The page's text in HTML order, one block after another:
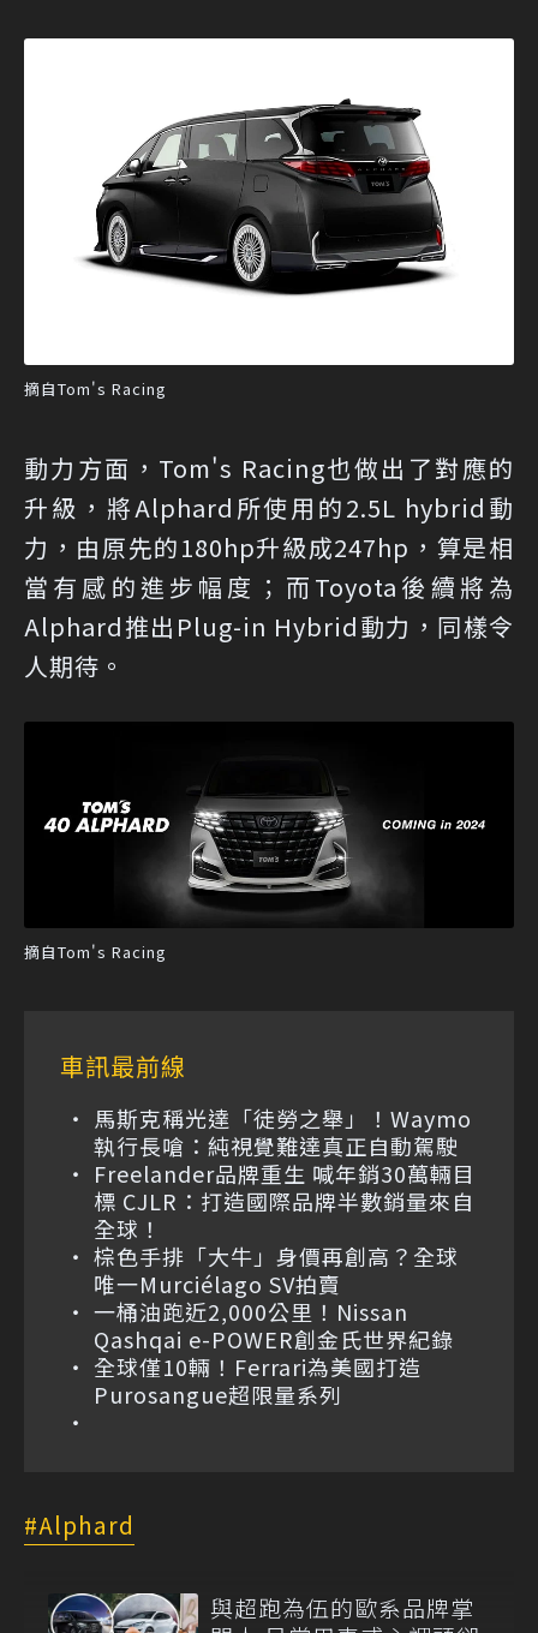
摘自Tom's Racing
動力方面，Tom's Racing也做出了對應的
升級，將Alphard所使用的2.5L hybrid動
力，由原先的180hp升級成247hp，算是相
當有感的進步幅度；而Toyota後續將為
Alphard推出Plug-in Hybrid動力，同樣令
人期待。
摘自Tom's Racing
車訊最前線
馬斯克稱光達「徒勞之舉」！Waymo
執行長嗆：純視覺難達真正自動駕駛
Freelander品牌重生 喊年銷30萬輛目
標 CJLR：打造國際品牌半數銷量來自
全球！
棕色手排「大牛」身價再創高？全球
唯一Murciélago SV拍賣
一桶油跑近2,000公里！Nissan
Qashqai e-POWER創金氏世界紀錄
全球僅10輛！Ferrari為美國打造
Purosangue超限量系列
Alphard
與超跑為伍的歐系品牌掌